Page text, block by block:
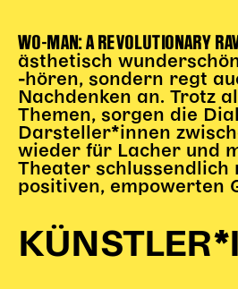
WO-MAN: A REVOLUTIONARY
ästhetisch
-hören, sondern regt
Nachdenken an. Trotz
Themen, sorgen die
Darsteller*innen
wieder für Lacher und
Theater schlussendlich
positiven, empowerten